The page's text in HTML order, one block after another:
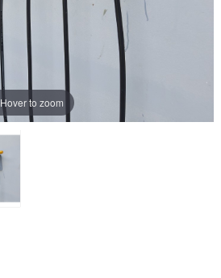
Hover to zoom